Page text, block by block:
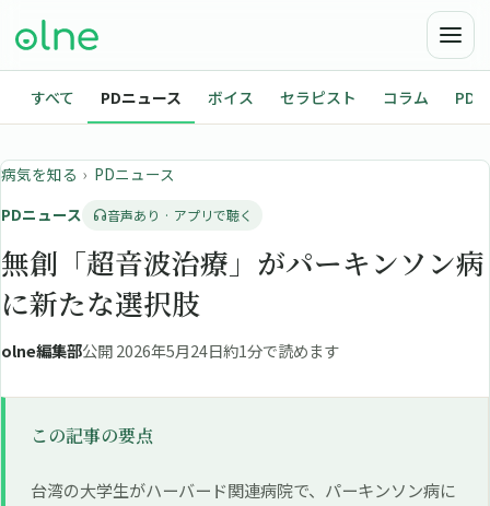
すべて PDニュース ボイス セラピスト コラム PD
病気を知る › PDニュース
PDニュース
音声あり · アプリで聴く
無創「超音波治療」がパーキンソン病
に新たな選択肢
olne編集部公開 2026年5月24日約1分で読めます
この記事の要点
台湾の大学生がハーバード関連病院で、パーキンソン病に